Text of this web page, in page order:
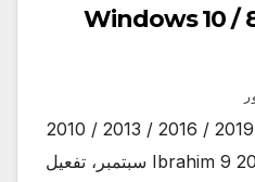
Windows 10 /
تفعيل اوفيس 365 واوفيس 2019 / 2016 / 2013 / 2010
وويندوز 10 / 8 / 8.1 /7 2024 Ibrahim 9 سبتمبر، تفعيل